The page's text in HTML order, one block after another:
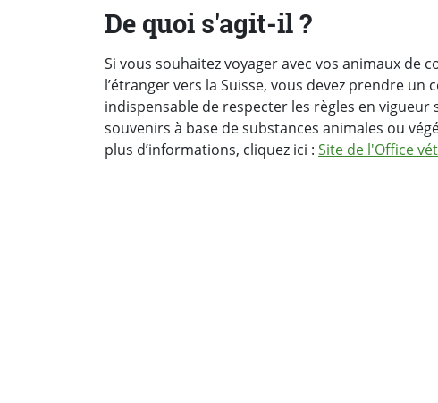
De quoi s'agit-il ?
Si vous souhaitez voyager avec vos animaux de
l’étranger vers la Suisse, vous devez prendre
indispensable de respecter les règles en
souvenirs à base de substances animales ou
plus d’informations, cliquez ici : Site de l'Office